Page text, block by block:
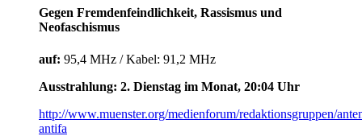
Gegen Fremdenfeindlichkeit, Rassismus und
Neofaschismus
auf: 95,4 MHz / Kabel: 91,2 MHz
Ausstrahlung: 2. Dienstag im Monat, 20:04 Uhr
http://www.muenster.org/medienforum/redaktionsgruppen/
antifa